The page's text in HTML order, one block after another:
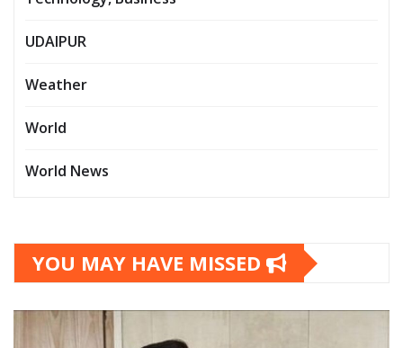
UDAIPUR
Weather
World
World News
YOU MAY HAVE MISSED